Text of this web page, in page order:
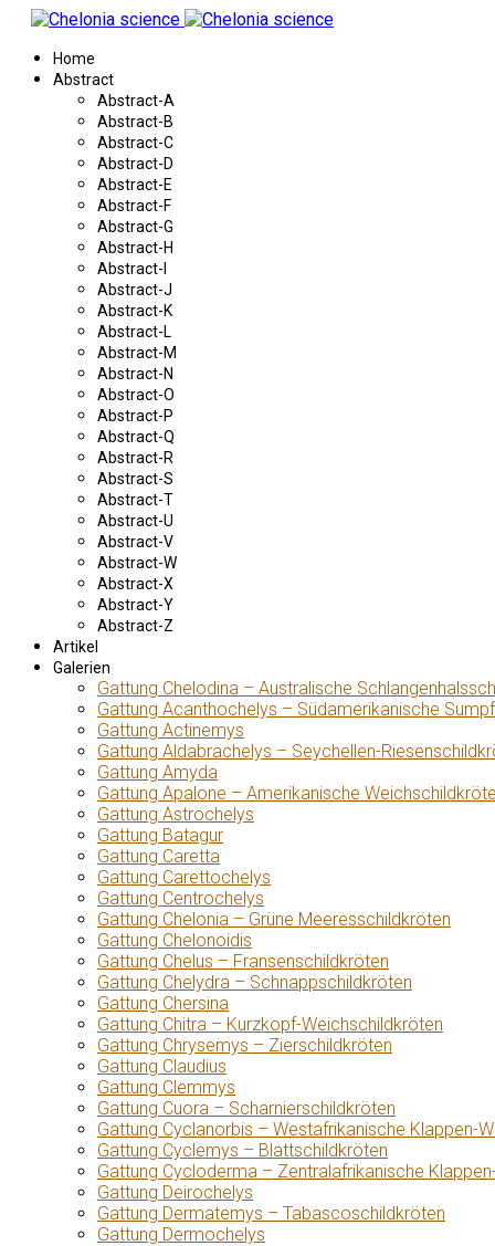
Home
Abstract
Abstract-A
Abstract-B
Abstract-C
Abstract-D
Abstract-E
Abstract-F
Abstract-G
Abstract-H
Abstract-I
Abstract-J
Abstract-K
Abstract-L
Abstract-M
Abstract-N
Abstract-O
Abstract-P
Abstract-Q
Abstract-R
Abstract-S
Abstract-T
Abstract-U
Abstract-V
Abstract-W
Abstract-X
Abstract-Y
Abstract-Z
Artikel
Galerien
Gattung Chelodina – Australische
Gattung Acanthochelys – Südamerikanische
Gattung Actinemys
Gattung Aldabrachelys – Seychellen-
Gattung Amyda
Gattung Apalone – Amerikanische
Gattung Astrochelys
Gattung Batagur
Gattung Caretta
Gattung Carettochelys
Gattung Centrochelys
Gattung Chelonia – Grüne Meeresschildkröten
Gattung Chelonoidis
Gattung Chelus – Fransenschildkröten
Gattung Chelydra – Schnappschildkröten
Gattung Chersina
Gattung Chitra – Kurzkopf-Weichschildkröten
Gattung Chrysemys – Zierschildkröten
Gattung Claudius
Gattung Clemmys
Gattung Cuora – Scharnierschildkröten
Gattung Cyclanorbis – Westafrikanische Klappen-
Gattung Cyclemys – Blattschildkröten
Gattung Cycloderma – Zentralafrikanische
Gattung Deirochelys
Gattung Dermatemys – Tabascoschildkröten
Gattung Dermochelys